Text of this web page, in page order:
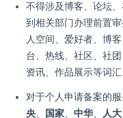
不得涉及博客、论坛
到相关部门办理前置
人空间、爱好者、博
台、热线、社区、社
资讯、作品展示等词汇
对于个人申请备案的
央、 国家、 中华、 人大